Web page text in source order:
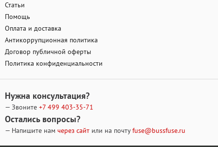
Статьи
Помощь
Оплата и доставка
Антикоррупционная политика
Договор публичной оферты
Политика конфиденциальности
Нужна консультация?
— Звоните +7 499 403-35-71
Остались вопросы?
— Напишите нам через сайт или на почтуfuse@bussfuse.ru